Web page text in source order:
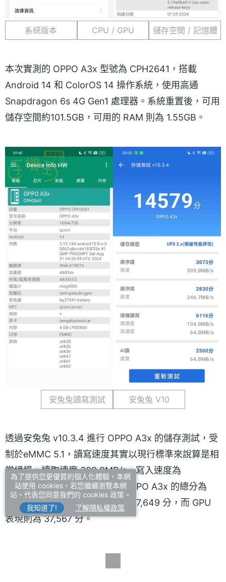
系統版本 CPU / GPU 儲存空間 / 記憶體
本次實測的 OPPO A3x 型號為 CPH2641，搭載
Android 14 和 ColorOS 14 操作系統，使用高通
Snapdragon 6s 4G Gen1 處理器。系統重置後，可用
儲存空間約101.5GB，可用的 RAM 則為 1.55GB。
安兔兔讀寫測試 安兔兔 V10
透過安兔兔 v10.3.4 進行 OPPO A3x 的儲存測試，受
制於eMMC 5.1，讀寫速度其實以現行標準來說算是相
當緩慢，讀取速度 309.0MB/s，寫入速度為
246.7MB/s。效能測試部分，OPPO A3x 的總分為
235,050 分，CPU 表現分數為 87,649 分，而 GPU
表現則為 37,567 分。
為了提供您更優質的個人化體驗，本網
站使用 cookies，若您繼續瀏覽本網
站，代表您同意我們的 cookies 政策。
我知道了!
了解隱私權政策